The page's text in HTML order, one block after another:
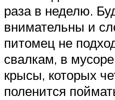
раза в неделю.
внимательны и
питомец не
свалкам, в
крысы, которых
поленится